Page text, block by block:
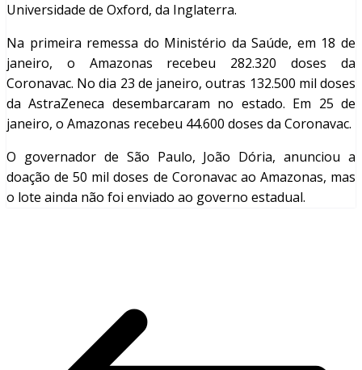
Universidade de Oxford, da Inglaterra.
Na primeira remessa do Ministério da Saúde, em 18 de
janeiro, o Amazonas recebeu 282.320 doses da
Coronavac. No dia 23 de janeiro, outras 132.500 mil doses
da AstraZeneca desembarcaram no estado. Em 25 de
janeiro, o Amazonas recebeu 44.600 doses da Coronavac.
O governador de São Paulo, João Dória, anunciou a
doação de 50 mil doses de Coronavac ao Amazonas, mas
o lote ainda não foi enviado ao governo estadual.